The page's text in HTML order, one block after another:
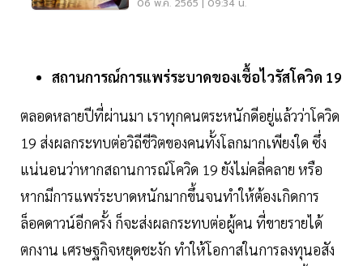
06 พ.ค. 2565 | 09:34 น.
สถานการณ์การแพร่ระบาดของเชื้อไวรัสโควิด 19
ตลอดหลายปีที่ผ่านมา เราทุกคนตระหนักดีอยู่แล้วว่าโควิด
19 ส่งผลกระทบต่อวิถีชีวิตของคนทั้งโลกมากเพียงใด ซึ่ง
แน่นอนว่าหากสถานการณ์โควิด 19 ยังไม่คลี่คลาย หรือ
หากมีการแพร่ระบาดหนักมากขึ้นจนทำให้ต้องเกิดการ
ล็อคดาวน์อีกครั้ง ก็จะส่งผลกระทบต่อผู้คน ที่ขายรายได้
ตกงาน เศรษฐกิจหยุดชะงัก ทำให้โอกาสในการลงทุนอสัง